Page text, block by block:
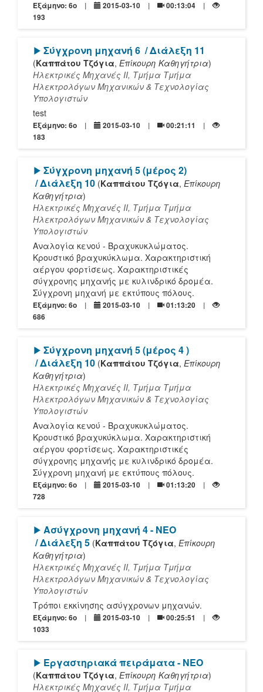
Εξάμηνο: 6o 2015-03-10
00:13:04
193
[Play]
Σύγχρονη μηχανή 6 / Διάλεξη 11
(Καππάτου Τζόγια, Επίκουρη Καθηγήτρια)
Ηλεκτρικές Μηχανές ΙΙ, Τμήμα Τμήμα
Ηλεκτρολόγων Μηχανικών & Τεχνολογίας
Υπολογιστών
test
Εξάμηνο: 6o 2015-03-10
00:21:11
183
[Play]
Σύγχρονη μηχανή 5 (μέρος 2)
/ Διάλεξη 10 (Καππάτου Τζόγια, Επίκουρη
Καθηγήτρια)
Ηλεκτρικές Μηχανές ΙΙ, Τμήμα Τμήμα
Ηλεκτρολόγων Μηχανικών & Τεχνολογίας
Υπολογιστών
Αναλογία κενού - Βραχυκυκλώματος.
Κρουστικό βραχυκύκλωμα. Χαρακτηριστική
αέργου φορτίσεως. Χαρακτηριστικές
σύγχρονης μηχανής με κυλινδρικό δρομέα.
Σύγχρονη μηχανή με εκτύπους πόλους.
Εξάμηνο: 6o 2015-03-10
01:13:20
686
[Play]
Σύγχρονη μηχανή 5 (μέρος 4 )
/ Διάλεξη 10 (Καππάτου Τζόγια, Επίκουρη
Καθηγήτρια)
Ηλεκτρικές Μηχανές ΙΙ, Τμήμα Τμήμα
Ηλεκτρολόγων Μηχανικών & Τεχνολογίας
Υπολογιστών
Αναλογία κενού - Βραχυκυκλώματος.
Κρουστικό βραχυκύκλωμα. Χαρακτηριστική
αέργου φορτίσεως. Χαρακτηριστικές
σύγχρονης μηχανής με κυλινδρικό δρομέα.
Σύγχρονη μηχανή με εκτύπους πόλους.
Εξάμηνο: 6o 2015-03-10
01:13:20
728
[Play]
Ασύγχρονη μηχανή 4 - NEO
/ Διάλεξη 5 (Καππάτου Τζόγια, Επίκουρη
Καθηγήτρια)
Ηλεκτρικές Μηχανές ΙΙ, Τμήμα Τμήμα
Ηλεκτρολόγων Μηχανικών & Τεχνολογίας
Υπολογιστών
Τρόποι εκκίνησης ασύγχρονων μηχανών.
Εξάμηνο: 6o 2015-03-10
00:25:51
1033
[Play]
Εργαστηριακά πειράματα - NEO
(Καππάτου Τζόγια, Επίκουρη Καθηγήτρια)
Ηλεκτρικές Μηχανές ΙΙ, Τμήμα Τμήμα